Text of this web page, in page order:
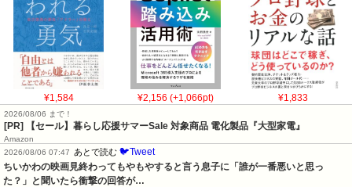
¥1,584 ¥2,156 (+1,066pt) ¥1,833
2026/08/06 まで！
[PR] 【セール】暮らし応援サマーSale 対象商品 電化製品『大型家電』
Amazon
2026/08/06 07:47
あとで読む 🐦Tweet
ちいかわの映画見終わってもやもやすると言う息子に「誰が一番悪いと思っ
た？」と聞いたら衝撃の回答が…